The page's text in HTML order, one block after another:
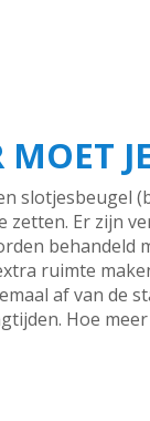
slotjesbeugel
Er zijn
behandeld
ruimte
af van de
Hoe